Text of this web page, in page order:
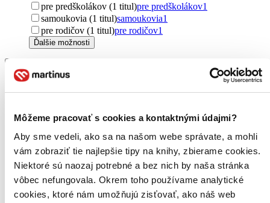
Môžeme pracovať s cookies a kontaktnými údajmi?
Aby sme vedeli, ako sa na našom webe správate, a mohli
vám zobraziť tie najlepšie tipy na knihy, zbierame cookies.
Niektoré sú naozaj potrebné a bez nich by naša stránka
vôbec nefungovala. Okrem toho používame analytické
cookies, ktoré nám umožňujú zisťovať, ako náš web
pre predškolákov (1 titul)pre predškolákov1
samoukovia (1 titul)samoukovia1
pre rodičov (1 titul)pre rodičov1
Ďalšie možnosti
Slovensko (45 titulov)
Spojené štáty (4 tituly) Spojené štáty4
Maďarsko (2 tituly)
Ďalšie možnosti
učebnice (458 titulov)
slovníky (15 titulov)slovníky 15
pracovné listy (13 titulov) pracovné listy13